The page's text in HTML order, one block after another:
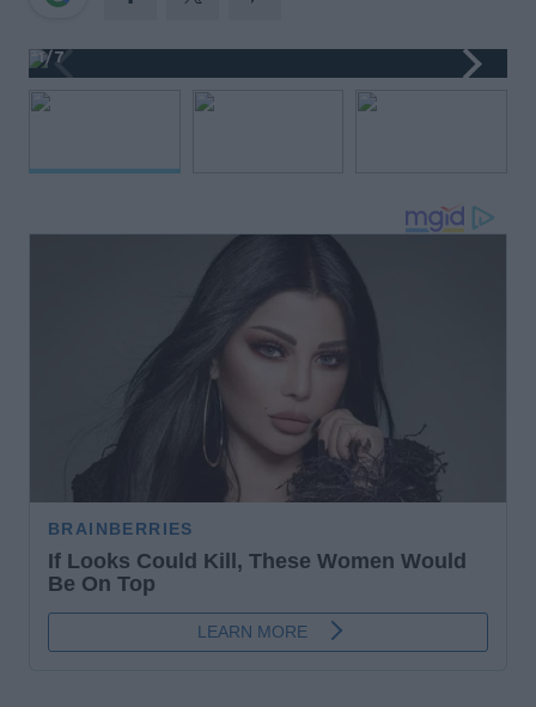
1/7
Συνεντεύξεις